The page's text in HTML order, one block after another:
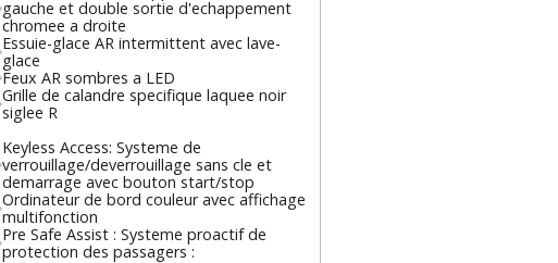
gauche et double sortie d'echappement
chromee a droite
Essuie-glace AR intermittent avec lave-
glace
Feux AR sombres a LED
Grille de calandre specifique laquee noir
siglee R
Keyless Access: Systeme de
verrouillage/deverrouillage sans cle et
demarrage avec bouton start/stop
Ordinateur de bord couleur avec affichage
multifonction
Pre Safe Assist : Systeme proactif de
protection des passagers :